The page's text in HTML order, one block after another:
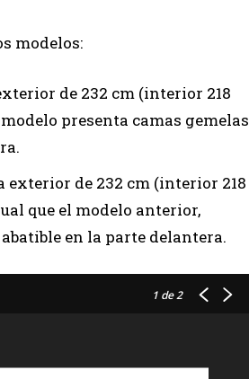
modelos:
de 232 cm (interior 218
presenta camas gemelas
exterior de 232 cm (interior 218
que el modelo anterior,
en la parte delantera.
1 de 2